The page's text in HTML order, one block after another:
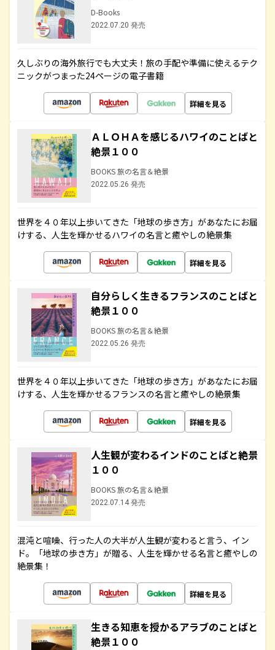
D-Books
2022.07.20 発売
久しぶりの海外旅行でも大丈夫！旅の手配や準備に使えるテク
ニックがつまった24ページの電子書籍
詳細を見る
ＡＬＯＨＡを感じるハワイのことばと
絶景１００
BOOKS 旅の名言＆絶景
2022.05.26 発売
世界を４０年以上歩いてきた「地球の歩き方」があなたにお届
けする、人生を輝かせるハワイの名言と癒やしの絶景集
詳細を見る
自分らしく生きるフランスのことばと
絶景１００
BOOKS 旅の名言＆絶景
2022.05.26 発売
世界を４０年以上歩いてきた「地球の歩き方」があなたにお届
けする、人生を輝かせるフランスの名言と癒やしの絶景集
詳細を見る
人生観が変わるインドのことばと絶景
１００
BOOKS 旅の名言＆絶景
2022.07.14 発売
混沌と喧噪、行った人の大半が人生観が変わると言う、イン
ド。「地球の歩き方」が贈る、人生を輝かせる名言と癒やしの
絶景集！
詳細を見る
生きる知恵を授かるアラブのことばと
絶景１００